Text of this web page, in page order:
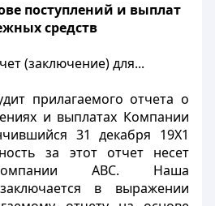
поступлений и выплат
средств
(заключение) для...
прилагаемого отчета о
и выплатах Компании
31 декабря 19X1
за этот отчет несет
ABC. Наша
в выражении